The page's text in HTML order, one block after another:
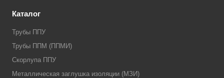
Каталог
Трубы ППУ
Трубы ППМ (ППМИ)
Скорлупа ППУ
Металлическая заглушка изоляции (МЗИ)